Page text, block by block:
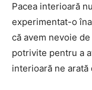
Pacea interioară
experimentat-o
că avem nevoie
potrivite pentru a
interioară ne arată